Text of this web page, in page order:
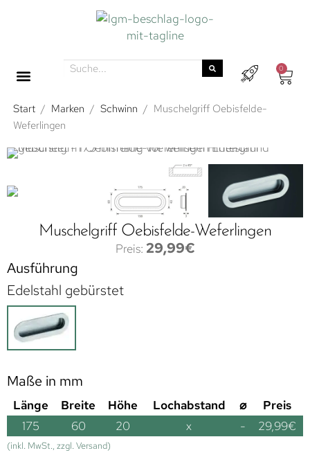
0
Start / Marken / Schwinn / Muschelgriff Oebisfelde-
Weferlingen
Muschelgriff Oebisfelde-Weferlingen
29,99€
Ausführung
Edelstahl gebürstet
Maße in mm
Länge Breite Höhe Lochabstand ⌀
Preis
175
60 20 x - 29,99€
(inkl. MwSt., zzgl. Versand)